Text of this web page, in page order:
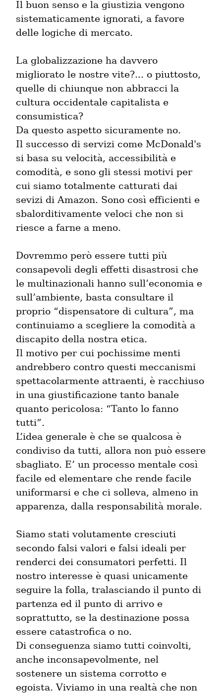
Il buon senso e la giustizia vengono
sistematicamente ignorati, a favore
delle logiche di mercato.
La globalizzazione ha davvero
migliorato le nostre vite?... o piuttosto,
quelle di chiunque non abbracci la
cultura occidentale capitalista e
consumistica?
Da questo aspetto sicuramente no.
Il successo di servizi come McDonald's
si basa su velocità, accessibilità e
comodità, e sono gli stessi motivi per
cui siamo totalmente catturati dai
sevizi di Amazon. Sono così efficienti e
sbalorditivamente veloci che non si
riesce a farne a meno.
Dovremmo però essere tutti più
consapevoli degli effetti disastrosi che
le multinazionali hanno sull’economia e
sull’ambiente, basta consultare il
proprio “dispensatore di cultura”, ma
continuiamo a scegliere la comodità a
discapito della nostra etica.
Il motivo per cui pochissime menti
andrebbero contro questi meccanismi
spettacolarmente attraenti, è racchiuso
in una giustificazione tanto banale
quanto pericolosa: “Tanto lo fanno
tutti”.
L’idea generale è che se qualcosa è
condiviso da tutti, allora non può essere
sbagliato. E’ un processo mentale così
facile ed elementare che rende facile
uniformarsi e che ci solleva, almeno in
apparenza, dalla responsabilità morale.
Siamo stati volutamente cresciuti
secondo falsi valori e falsi ideali per
renderci dei consumatori perfetti. Il
nostro interesse è quasi unicamente
seguire la folla, tralasciando il punto di
partenza ed il punto di arrivo e
soprattutto, se la destinazione possa
essere catastrofica o no.
Di conseguenza siamo tutti coinvolti,
anche inconsapevolmente, nel
sostenere un sistema corrotto e
egoista. Viviamo in una realtà che non